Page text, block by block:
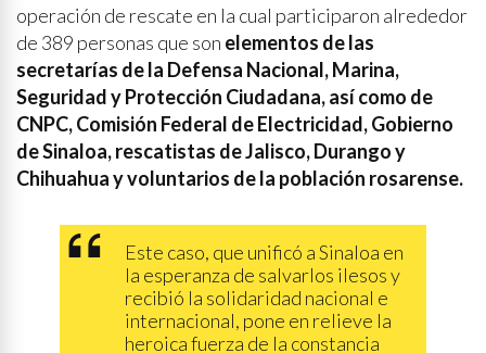
operación de rescate en la cual participaron alrededor
de 389 personas que son elementos de las
secretarías de la Defensa Nacional, Marina,
Seguridad y Protección Ciudadana, así como de
CNPC, Comisión Federal de Electricidad, Gobierno
de Sinaloa, rescatistas de Jalisco, Durango y
Chihuahua y voluntarios de la población rosarense.
Este caso, que unificó a Sinaloa en
la esperanza de salvarlos ilesos y
recibió la solidaridad nacional e
internacional, pone en relieve la
heroica fuerza de la constancia